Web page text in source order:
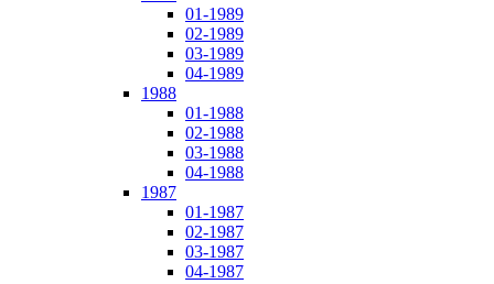
01-1989
02-1989
03-1989
04-1989
1988
01-1988
02-1988
03-1988
04-1988
1987
01-1987
02-1987
03-1987
04-1987